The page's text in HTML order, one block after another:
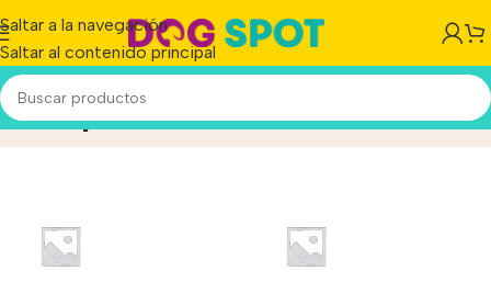
Saltar a la navegación
Saltar al contenido principal
Tonipets chicoInicio/Producto